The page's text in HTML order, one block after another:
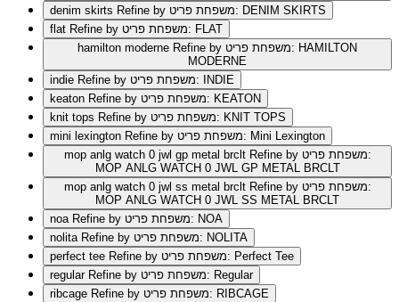
denim skirts
Refine by משפחת פריט: DENIM SKIRTS
flat
Refine by משפחת פריט: FLAT
hamilton moderne Refine by משפחת פריט: HAMILTON
MODERNE
indie
Refine by משפחת פריט: INDIE
keaton
Refine by משפחת פריט: KEATON
knit tops
Refine by משפחת פריט: KNIT TOPS
mini lexington
Refine by משפחת פריט: Mini Lexington
mop anlg watch 0 jwl gp metal brclt Refine by משפחת פריט:
MOP ANLG WATCH 0 JWL GP METAL BRCLT
mop anlg watch 0 jwl ss metal brclt Refine by משפחת פריט:
MOP ANLG WATCH 0 JWL SS METAL BRCLT
noa
Refine by משפחת פריט: NOA
nolita
Refine by משפחת פריט: NOLITA
perfect tee
Refine by משפחת פריט: Perfect Tee
regular
Refine by משפחת פריט: Regular
ribcage
Refine by משפחת פריט: RIBCAGE